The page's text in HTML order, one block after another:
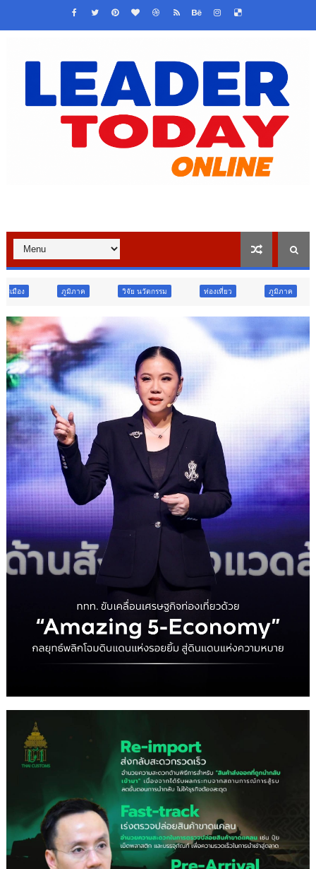
วิจัย นวัตกรรม ท่องเที่ยว ภูมิภาค